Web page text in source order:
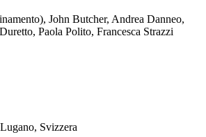
John Butcher, Andrea Danneo,
Paola Polito, Francesca Strazzi
Svizzera